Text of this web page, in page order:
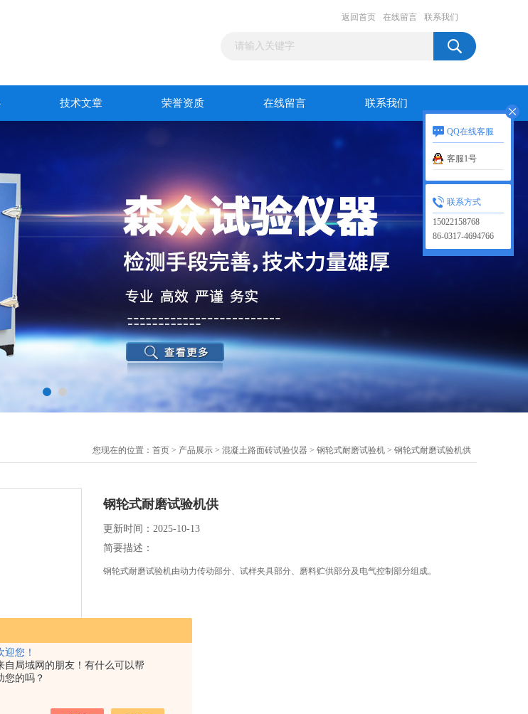
迎您！
自局域网的朋友！有什么可以帮
您的吗？
返回首页 在线留言 联系我们
技术文章 荣誉资质 在线留言 联系我们
您现在的位置： 首页 > 产品展示 > 混凝土路面砖试验仪器 > 钢轮式耐磨试验机 > 钢轮式耐磨试验机供
钢轮式耐磨试验机供
更新时间：2025-10-13
简要描述：
钢轮式耐磨试验机由动力传动部分、试样夹具部分、磨料贮供部分及电气控制部分组成。
QQ在线客服
客服1号
联系方式
15022158768
86-0317-4694766